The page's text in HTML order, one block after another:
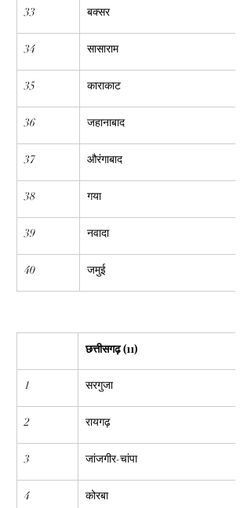
33 बक्सर
34 सासाराम
35 काराकाट
36 जहानाबाद
37 औरंगाबाद
38 गया
39 नवादा
40 जमुई
छत्तीसगढ़ (11)
1 सरगुजा
2 रायगढ़
3 जांजगीर-चांपा
4 कोरबा